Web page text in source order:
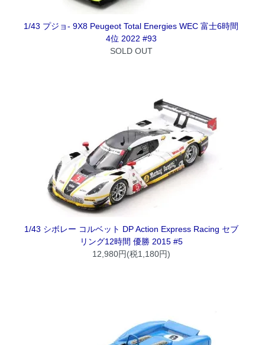
1/43 プジョ- 9X8 Peugeot Total Energies WEC 富士6時間
4位 2022 #93
SOLD OUT
1/43 シボレー コルベット DP Action Express Racing セブ
リング12時間 優勝 2015 #5
12,980円(税1,180円)